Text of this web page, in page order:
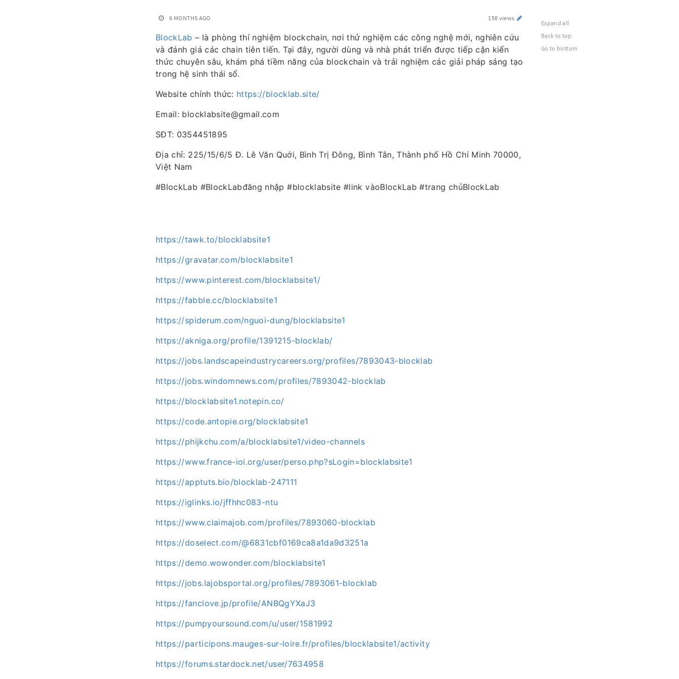
6 MONTHS AGO 158 views
BlockLab – là phòng thí nghiệm blockchain, nơi thử nghiệm các công nghệ mới, nghiên cứu
và đánh giá các chain tiên tiến. Tại đây, người dùng và nhà phát triển được tiếp cận kiến
thức chuyên sâu, khám phá tiềm năng của blockchain và trải nghiệm các giải pháp sáng tạo
trong hệ sinh thái số.
Website chính thức: https://blocklab.site/
Email: blocklabsite@gmail.com
SĐT: 0354451895
Địa chỉ: 225/15/6/5 Đ. Lê Văn Quới, Bình Trị Đông, Bình Tân, Thành phố Hồ Chí Minh 70000,
Việt Nam
#BlockLab #BlockLabđăng nhập #blocklabsite #link vàoBlockLab #trang chủBlockLab
https://tawk.to/blocklabsite1
https://gravatar.com/blocklabsite1
https://www.pinterest.com/blocklabsite1/
https://fabble.cc/blocklabsite1
https://spiderum.com/nguoi-dung/blocklabsite1
https://akniga.org/profile/1391215-blocklab/
https://jobs.landscapeindustrycareers.org/profiles/7893043-blocklab
https://jobs.windomnews.com/profiles/7893042-blocklab
https://blocklabsite1.notepin.co/
https://code.antopie.org/blocklabsite1
https://phijkchu.com/a/blocklabsite1/video-channels
https://www.france-ioi.org/user/perso.php?sLogin=blocklabsite1
https://apptuts.bio/blocklab-247111
https://iglinks.io/jffhhc083-ntu
https://www.claimajob.com/profiles/7893060-blocklab
https://doselect.com/@6831cbf0169ca8a1da9d3251a
https://demo.wowonder.com/blocklabsite1
https://jobs.lajobsportal.org/profiles/7893061-blocklab
https://fanclove.jp/profile/ANBQgYXaJ3
https://pumpyoursound.com/u/user/1581992
https://participons.mauges-sur-loire.fr/profiles/blocklabsite1/activity
https://forums.stardock.net/user/7634958
Expand all
Back to top
Go to bottom